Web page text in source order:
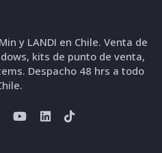
y LANDI en Chile. Venta de
kits de punto de venta,
Despacho 48 hrs a todo